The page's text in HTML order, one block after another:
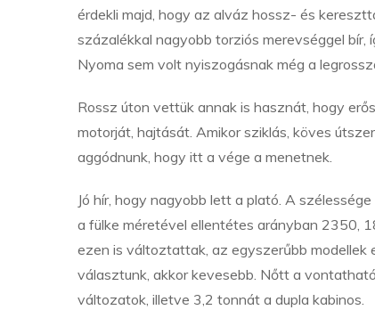
érdekli majd, hogy az alváz hossz- és
százalékkal nagyobb torziós merevséggel
Nyoma sem volt nyiszogásnak még a
Rossz úton vettük annak is hasznát, hogy
motorját, hajtását. Amikor sziklás, köves
aggódnunk, hogy itt a vége a menetnek.
Jó hír, hogy nagyobb lett a plató. A
a fülke méretével ellentétes arányban 2350,
ezen is változtattak, az egyszerűbb
választunk, akkor kevesebb. Nőtt a
változatok, illetve 3,2 tonnát a dupla kabinos.